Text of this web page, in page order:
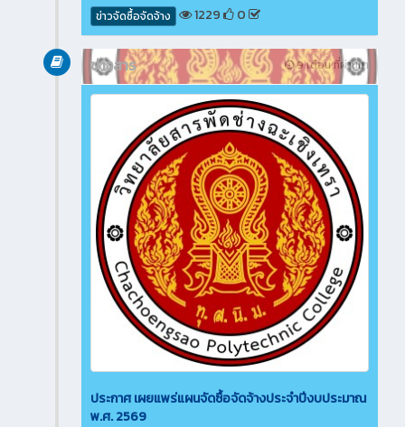
ข่าวจัดซื้อจัดจ้าง 1229 0
9 เดือน ที่ผ่านมา
ข่าวสาร
ประกาศ เผยแพร่แผนจัดซื้อจัดจ้างประจำปีงบประมาณ
พ.ศ. 2569